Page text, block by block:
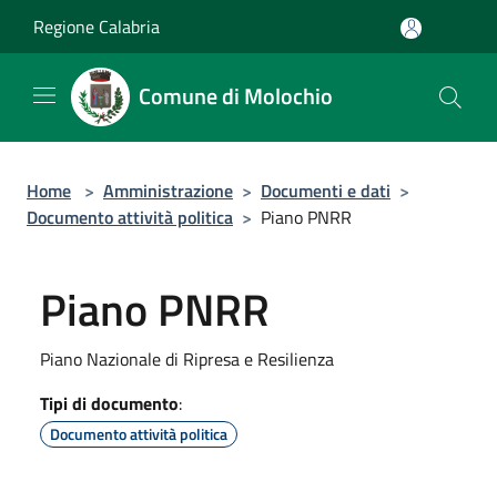
Regione Calabria
Comune di Molochio
Home > Amministrazione > Documenti e dati >
Documento attività politica > Piano PNRR
Piano PNRR
Piano Nazionale di Ripresa e Resilienza
Tipi di documento:
Documento attività politica